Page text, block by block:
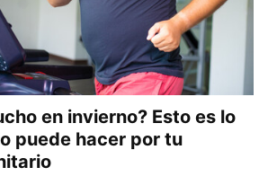
en invierno? Esto es lo
puede hacer por tu